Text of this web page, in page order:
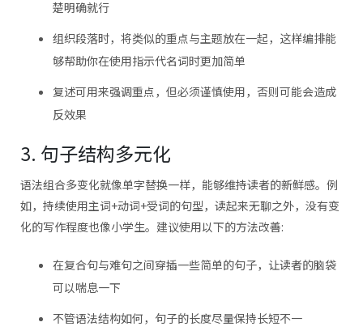
楚明确就行
组织段落时，将类似的重点与主题放在一起，这样编排能
够帮助你在使用指示代名词时更加简单
复述可用来强调重点，但必须谨慎使用，否则可能会造成
反效果
3. 句子结构多元化
语法组合多变化就像单字替换一样，能够维持读者的新鲜感。例
如，持续使用主词+动词+受词的句型，读起来无聊之外，没有变
化的写作程度也像小学生。建议使用以下的方法改善:
在复合句与难句之间穿插一些简单的句子，让读者的脑袋
可以喘息一下
不管语法结构如何，句子的长度尽量保持长短不一